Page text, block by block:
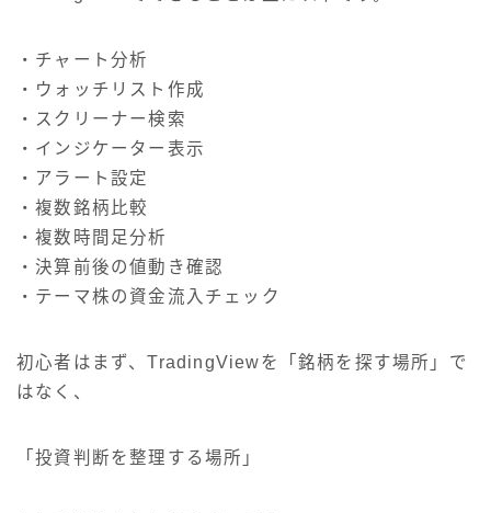
・チャート分析
・ウォッチリスト作成
・スクリーナー検索
・インジケーター表示
・アラート設定
・複数銘柄比較
・複数時間足分析
・決算前後の値動き確認
・テーマ株の資金流入チェック
初心者はまず、TradingViewを「銘柄を探す場所」で
はなく、
「投資判断を整理する場所」